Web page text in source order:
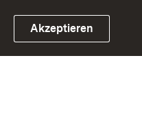
Akzeptieren